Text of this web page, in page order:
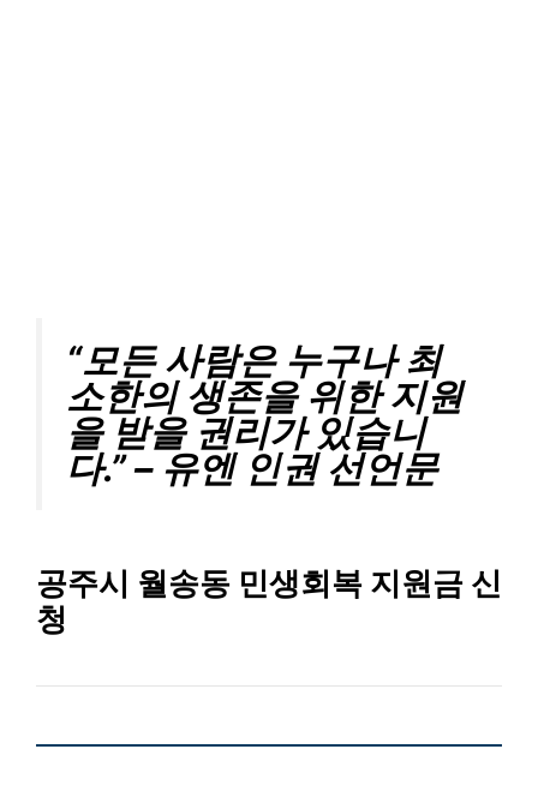
“모든 사람은 누구나 최
소한의 생존을 위한 지원
을 받을 권리가 있습니
다.” – 유엔 인권 선언문
공주시 월송동 민생회복 지원금 신
청